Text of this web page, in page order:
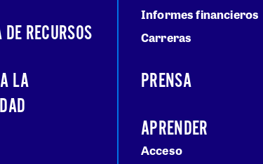
RECURSOS
LA
Informes financieros
Carreras
PRENSA
APRENDER
Acceso